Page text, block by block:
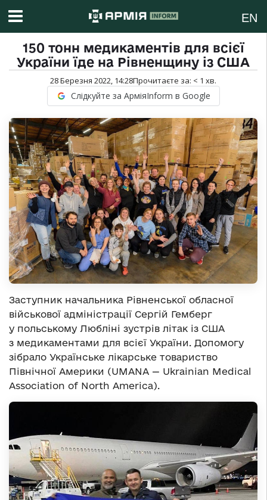
EN
150 тонн медикаментів для всієї
України їде на Рівненщину із США
28 Березня 2022, 14:28Прочитаєте за: < 1 хв.
Слідкуйте за АрміяInform в Google
Заступник начальника Рівненської обласної
військової адміністрації Сергій Гемберг
у польському Любліні зустрів літак із США
з медикаментами для всієї України. Допомогу
зібрало Українське лікарське товариство
Північної Америки (UMANA — Ukrainian Medical
Association of North America).